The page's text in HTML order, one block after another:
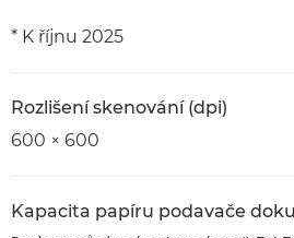
* K říjnu 2025
Rozlišení skenování (dpi)
600 × 600
Kapacita papíru podavače